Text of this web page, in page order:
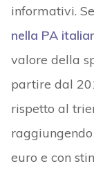
informativi.
nella PA
valore della
partire dal
rispetto al
euro e con